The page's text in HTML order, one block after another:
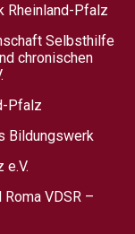
Rheinland-Pfalz
Selbsthilfe
chronischen
Pfalz
Bildungswerk
e.V.
VDSR –